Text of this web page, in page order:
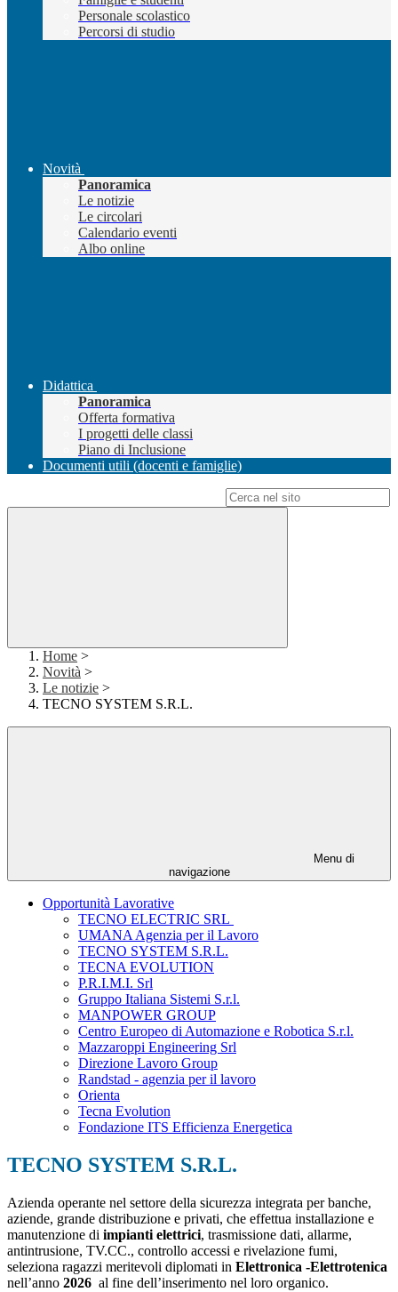
Personale scolastico
Percorsi di studio
Novità
Panoramica
Le notizie
Le circolari
Calendario eventi
Albo online
Didattica
Panoramica
Offerta formativa
I progetti delle classi
Piano di Inclusione
Documenti utili (docenti e famiglie)
Home >
Novità >
Le notizie >
TECNO SYSTEM S.R.L.
Menu di
navigazione
Opportunità Lavorative
TECNO ELECTRIC SRL
UMANA Agenzia per il Lavoro
TECNO SYSTEM S.R.L.
TECNA EVOLUTION
P.R.I.M.I. Srl
Gruppo Italiana Sistemi S.r.l.
MANPOWER GROUP
Centro Europeo di Automazione e Robotica S.r.l.
Mazzaroppi Engineering Srl
Direzione Lavoro Group
Randstad - agenzia per il lavoro
Orienta
Tecna Evolution
Fondazione ITS Efficienza Energetica
TECNO SYSTEM S.R.L.
Azienda operante nel settore della sicurezza integrata per banche,
aziende, grande distribuzione e privati, che effettua installazione e
manutenzione di impianti elettrici, trasmissione dati, allarme,
antintrusione, TV.CC., controllo accessi e rivelazione fumi,
seleziona ragazzi meritevoli diplomati in Elettronica -Elettrotenica
nell’anno 2026 al fine dell’inserimento nel loro organico.